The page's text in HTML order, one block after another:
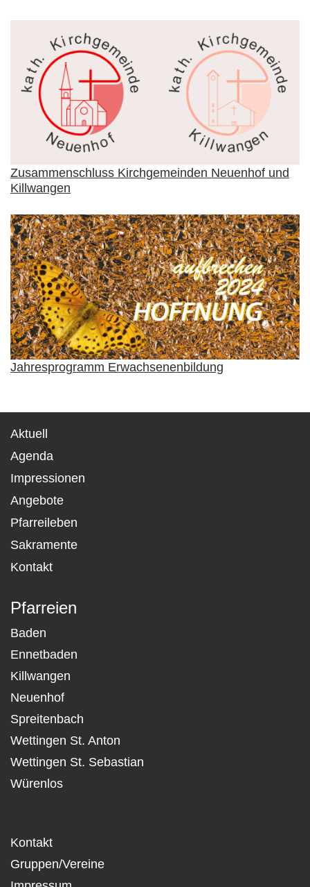
Zusammenschluss Kirchgemeinden Neuenhof und
Killwangen
Jahresprogramm Erwachsenenbildung
Aktuell
Agenda
Impressionen
Angebote
Pfarreileben
Sakramente
Kontakt
Pfarreien
Baden
Ennetbaden
Killwangen
Neuenhof
Spreitenbach
Wettingen St. Anton
Wettingen St. Sebastian
Würenlos
Kontakt
Gruppen/Vereine